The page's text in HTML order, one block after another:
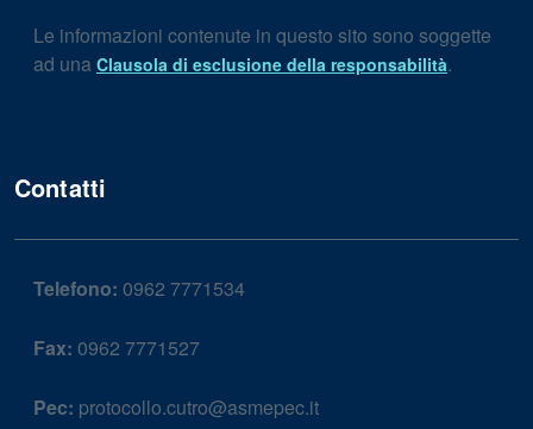
Le informazioni contenute in questo sito sono soggette
ad una Clausola di esclusione della responsabilità.
Contatti
Telefono: 0962 7771534
Fax: 0962 7771527
Pec: protocollo.cutro@asmepec.it